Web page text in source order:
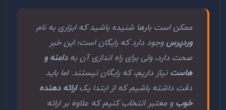
ممکن است بارها شنیده باشید که ابزاری به نام
وردپرس وجود دارد که رایگان است؛ این خبر
صحت دارد، ولی برای راه اندازی آن بهدامنه و
هاست نیاز داریم، که رایگان نیستند. اما باید
دقت داشته باشیم که از ابتدا یکارائه دهنده
خوب و معتبر انتخاب کنیم که علاوه بر ارائه